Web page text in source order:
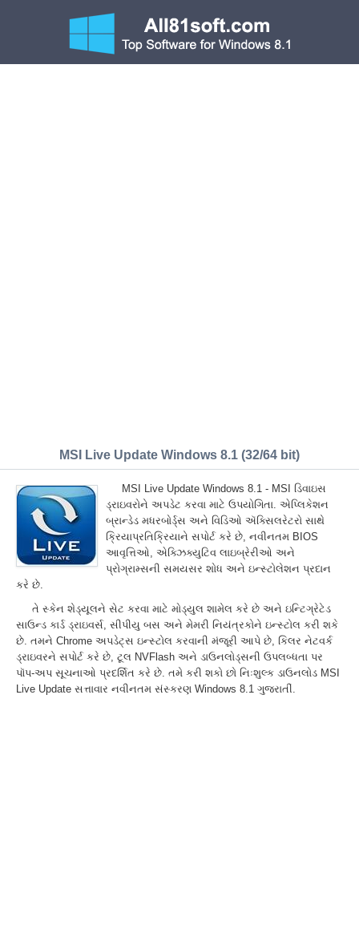
MSI Live Update Windows 8.1 (32/64 bit)
MSI Live Update Windows 8.1 - MSI ડિવાઇસ
ડ્રાઇવરોને અપડેટ કરવા માટે ઉપયોગિતા. એપ્લિકેશન
બ્રાન્ડેડ મધરબોર્ડ્સ અને વિડિઓ ઍક્સિલરેટરો સાથે
ક્રિયાપ્રતિક્રિયાને સપોર્ટ કરે છે, નવીનતમ BIOS
આવૃત્તિઓ, એક્ઝિક્યુટિવ લાઇબ્રેરીઓ અને
પ્રોગ્રામ્સની સમયસર શોધ અને ઇન્સ્ટોલેશન પ્રદાન
કરે છે.
તે સ્કેન શેડ્યૂલને સેટ કરવા માટે મોડ્યુલ શામેલ કરે છે અને ઇન્ટિગ્રેટેડ
સાઉન્ડ કાર્ડ ડ્રાઇવર્સ, સીપીયુ બસ અને મેમરી નિયંત્રકોને ઇન્સ્ટોલ કરી શકે
છે. તમને Chrome અપડેટ્સ ઇન્સ્ટોલ કરવાની મંજૂરી આપે છે, કિલર નેટવર્ક
ડ્રાઇવરને સપોર્ટ કરે છે, ટૂલ NVFlash અને ડાઉનલોડ્સની ઉપલબ્ધતા પર
પૉપ-અપ સૂચનાઓ પ્રદર્શિત કરે છે. તમે કરી શકો છો નિઃશુલ્ક ડાઉનલોડ MSI
Live Update સત્તાવાર નવીનતમ સંસ્કરણ Windows 8.1 ગુજરાતીં.